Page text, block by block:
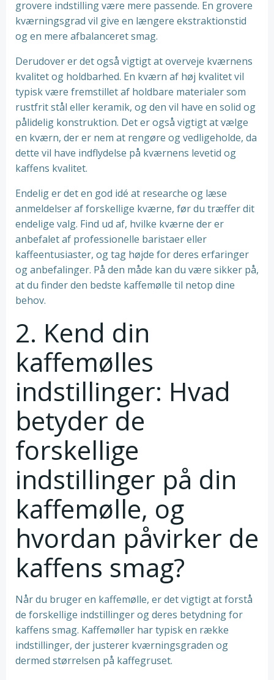
grovere indstilling være mere passende. En grovere
kværningsgrad vil give en længere ekstraktionstid
og en mere afbalanceret smag.
Derudover er det også vigtigt at overveje kværnens
kvalitet og holdbarhed. En kværn af høj kvalitet vil
typisk være fremstillet af holdbare materialer som
rustfrit stål eller keramik, og den vil have en solid og
pålidelig konstruktion. Det er også vigtigt at vælge
en kværn, der er nem at rengøre og vedligeholde, da
dette vil have indflydelse på kværnens levetid og
kaffens kvalitet.
Endelig er det en god idé at researche og læse
anmeldelser af forskellige kværne, før du træffer dit
endelige valg. Find ud af, hvilke kværne der er
anbefalet af professionelle baristaer eller
kaffeentusiaster, og tag højde for deres erfaringer
og anbefalinger. På den måde kan du være sikker på,
at du finder den bedste kaffemølle til netop dine
behov.
2. Kend din
kaffemølles
indstillinger: Hvad
betyder de
forskellige
indstillinger på din
kaffemølle, og
hvordan påvirker de
kaffens smag?
Når du bruger en kaffemølle, er det vigtigt at forstå
de forskellige indstillinger og deres betydning for
kaffens smag. Kaffemøller har typisk en række
indstillinger, der justerer kværningsgraden og
dermed størrelsen på kaffegruset.